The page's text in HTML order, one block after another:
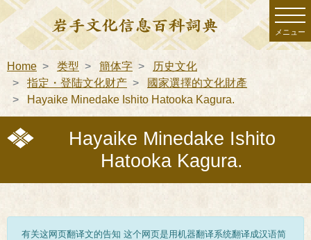
メニュー
Home 类型 簡体字
历史文化
指定・登陆文化财产
國家選擇的文化財產
Hayaike Minedake Ishito Hatooka Kagura.
Hayaike Minedake Ishito
Hatooka Kagura.
有关这网页翻译文的告知 这个网页是用机器翻译系统翻译成汉语简